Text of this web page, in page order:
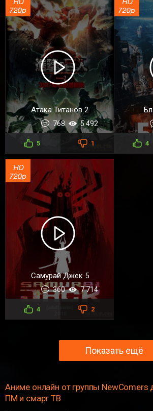
Атака Титанов 2
768 5 492
5 1 4
Самурай Джек 5
360 7 714
4 2
Показать ещё
Аниме онлайн от группы NewComers
ПМ и смарт ТВ